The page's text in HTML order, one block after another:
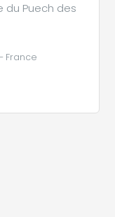
du Puech des
France